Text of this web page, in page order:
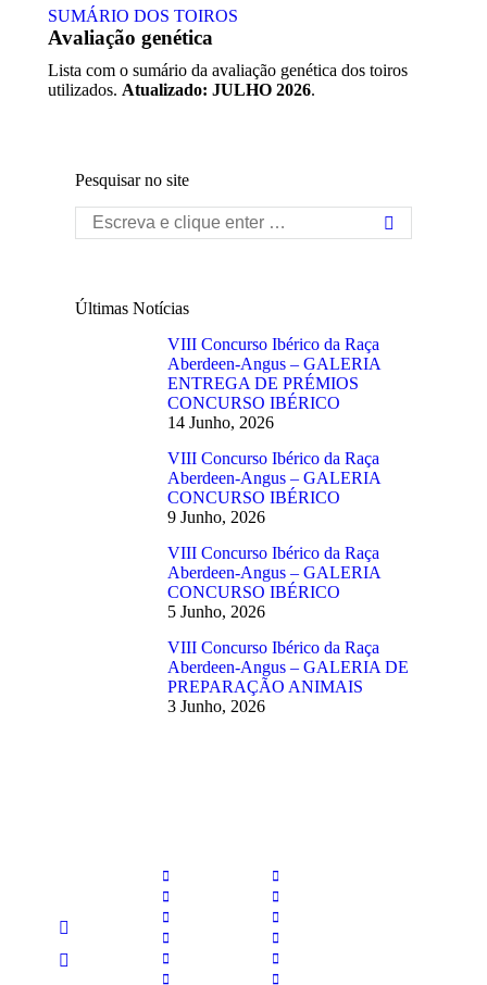
SUMÁRIO DOS TOIROS
Avaliação genética
Lista com o sumário da avaliação genética dos toiros
utilizados. Atualizado: JULHO 2026.
Pesquisar no site
Search:
Últimas Notícias
VIII Concurso Ibérico da Raça
Aberdeen-Angus – GALERIA
ENTREGA DE PRÉMIOS
CONCURSO IBÉRICO
14 Junho, 2026
VIII Concurso Ibérico da Raça
Aberdeen-Angus – GALERIA
CONCURSO IBÉRICO
9 Junho, 2026
VIII Concurso Ibérico da Raça
Aberdeen-Angus – GALERIA
CONCURSO IBÉRICO
5 Junho, 2026
VIII Concurso Ibérico da Raça
Aberdeen-Angus – GALERIA DE
PREPARAÇÃO ANIMAIS
3 Junho, 2026